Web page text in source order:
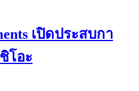
เปิดประสบกา
โอะ